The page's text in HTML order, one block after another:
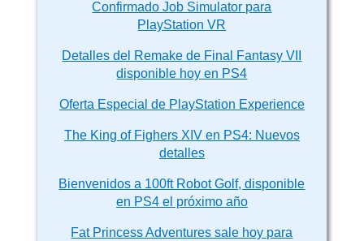
Confirmado Job Simulator para
PlayStation VR
Detalles del Remake de Final Fantasy VII
disponible hoy en PS4
Oferta Especial de PlayStation Experience
The King of Fighers XIV en PS4: Nuevos
detalles
Bienvenidos a 100ft Robot Golf, disponible
en PS4 el próximo año
Fat Princess Adventures sale hoy para